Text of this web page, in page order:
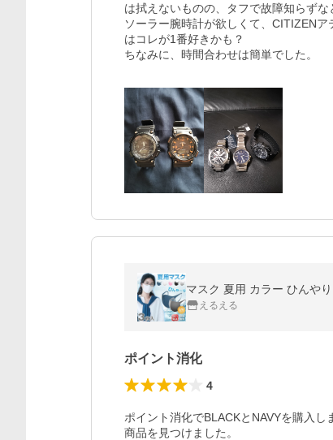
は拭えないものの、タフで故障知らずな
ソーラー腕時計が欲しくて、CITIZEN
はコレが1番好きかも？
ちなみに、時間合わせは簡単でした。
マスク 夏用 カラー ひんや
えるえる
ポイント消化
4
ポイント消化でBLACKとNAVYを購入
商品を見つけました。